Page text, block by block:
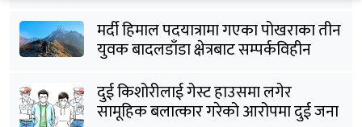
मर्दी हिमाल पदयात्रामा गएका पोखराका तीन
युवक बादलडाँडा क्षेत्रबाट सम्पर्कविहीन
दुई किशोरीलाई गेस्ट हाउसमा लगेर
सामूहिक बलात्कार गरेको आरोपमा दुई जना